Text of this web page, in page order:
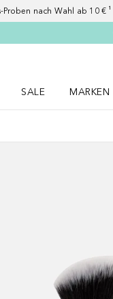
Proben nach Wahl ab 10 € ¹
SALE
MARKEN